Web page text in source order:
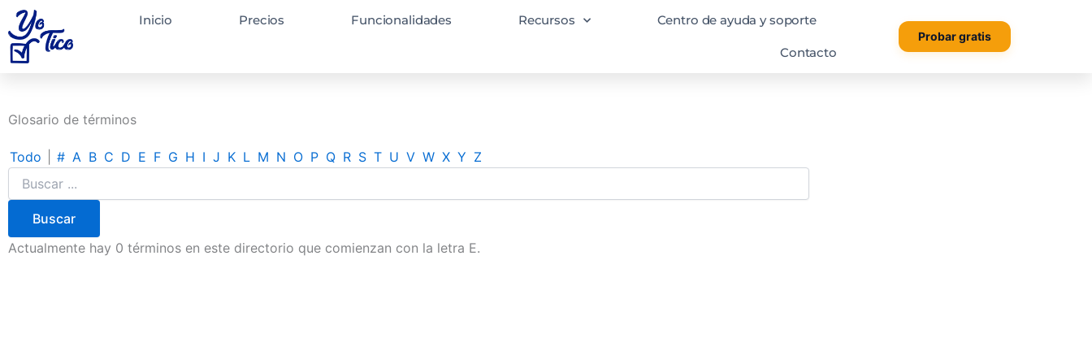
al
contenido
Inicio Precios Funcionalidades Recursos Centro de ayuda y soporte
Contacto
Probar gratis
Glosario
Glosario de términos
Todo # A B C D E F G H I J K L M N O P Q R S T U V W X Y Z
Actualmente hay 0 términos en este directorio que comienzan con la letra E.